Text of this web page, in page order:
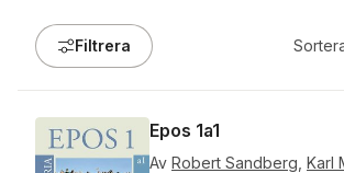
Filtrera
Epos 1a1
Av Robert Sandberg Karl